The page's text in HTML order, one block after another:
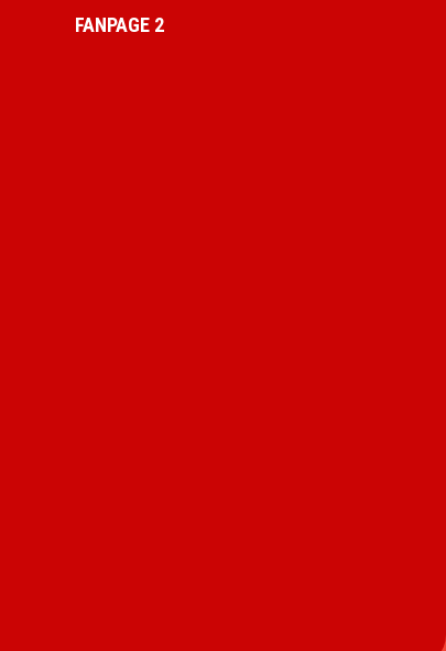
FANPAGE 2